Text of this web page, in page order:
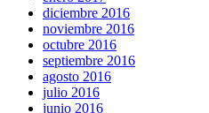
diciembre 2016
noviembre 2016
octubre 2016
septiembre 2016
agosto 2016
julio 2016
junio 2016